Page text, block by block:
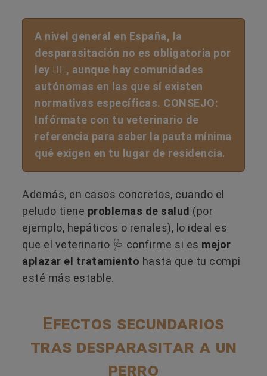
A nivel general en España, la
desparasitación no es obligatoria por
ley 👩‍⚖️, aunque hay comunidades
autónomas en las que sí existen
normativas específicas. CONSEJO:
Infórmate con tu veterinario de
referencia para saber la pauta mínima
qué exigen en tu lugar de residencia.
Además, en casos concretos, cuando el
peludo tiene problemas de salud (por
ejemplo, hepáticos o renales), lo ideal es
que el veterinario 🩺 confirme si es mejor
aplazar el tratamiento hasta que tu compi
esté más estable.
Efectos secundarios
tras desparasitar a un
perro